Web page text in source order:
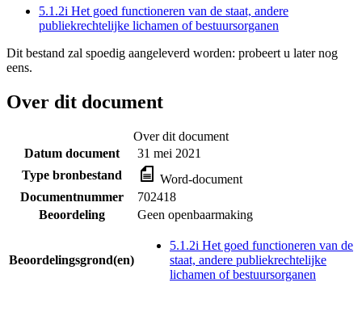
5.1.2i Het goed functioneren van de staat, andere
publiekrechtelijke lichamen of bestuursorganen
Dit bestand zal spoedig aangeleverd worden: probeert u later nog
eens.
Over dit document
Over dit document
Datum document
31 mei 2021
Type bronbestand
Word-document
Documentnummer
702418
Beoordeling
Geen openbaarmaking
Beoordelingsgrond(en)
5.1.2i Het goed functioneren van de
staat, andere publiekrechtelijke
lichamen of bestuursorganen